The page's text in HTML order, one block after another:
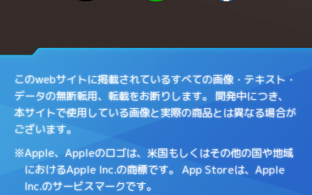
このwebサイトに掲載されているすべての画像・テキスト・
データの無断転用、転載をお断りします。 開発中につき、
本サイトで使用している画像と実際の商品とは異なる場合が
ございます。
※Apple、Appleのロゴは、米国もしくはその他の国や地域
におけるApple Inc.の商標です。 App Storeは、Apple
Inc.のサービスマークです。